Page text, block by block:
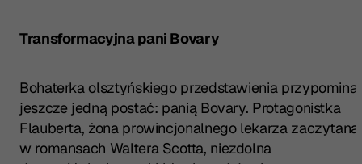
Transformacyjna pani Bovary
Bohaterka olsztyńskiego przedstawienia przypomina
jeszcze jedną postać: panią Bovary. Protagonistka
Flauberta, żona prowincjonalnego lekarza zaczytana
w romansach Waltera Scotta, niezdolna